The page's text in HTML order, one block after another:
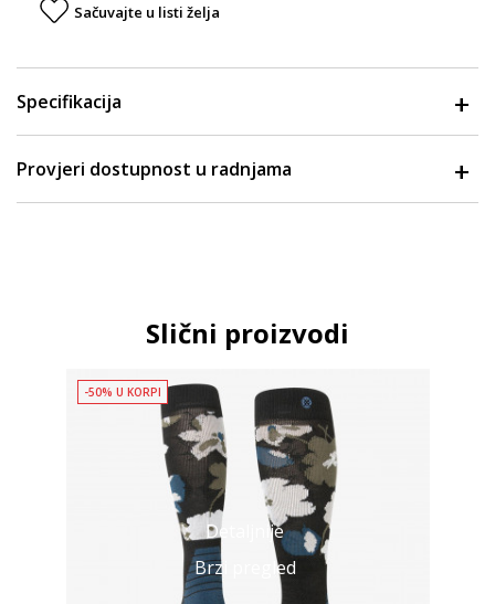
Sačuvajte u listi želja
Specifikacija
Provjeri dostupnost u radnjama
Slični proizvodi
Detaljnije
Brzi pregled
-50% U KORPI